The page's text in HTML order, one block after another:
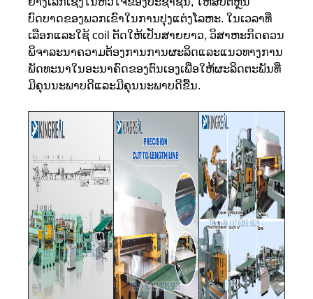
ບົດບາດຂອງພວກເຂົາໃນການປຸງແຕ່ງໂລຫະ. ໃນເວລາທີ່
ເລືອກແລະໃຊ້ coil ຕັດໃຫ້ເປັນສາຍຍາວ, ວິສາຫະກິດຄວນ
ພິຈາລະນາຄວາມຕ້ອງການການຜະລິດແລະແນວທາງການ
ພັດທະນາໃນອະນາຄົດຂອງຕົນເອງເພື່ອໃຫ້ຜະລິດຕະພັນທີ່
ມີຄຸນນະພາບດີແລະມີຄຸນນະພາບດີຂື້ນ.